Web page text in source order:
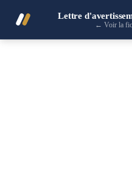
Lettre
← Voir la